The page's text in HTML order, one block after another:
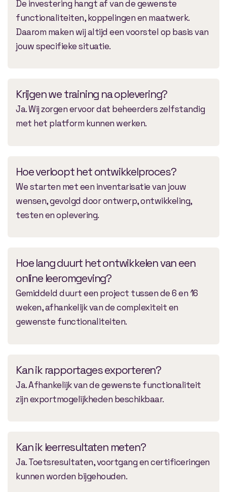
De investering hangt af van de gewenste
functionaliteiten, koppelingen en maatwerk.
Daarom maken wij altijd een voorstel op basis van
jouw specifieke situatie.
Krijgen we training na oplevering?
Ja. Wij zorgen ervoor dat beheerders zelfstandig
met het platform kunnen werken.
Hoe verloopt het ontwikkelproces?
We starten met een inventarisatie van jouw
wensen, gevolgd door ontwerp, ontwikkeling,
testen en oplevering.
Hoe lang duurt het ontwikkelen van een
online leeromgeving?
Gemiddeld duurt een project tussen de 6 en 16
weken, afhankelijk van de complexiteit en
gewenste functionaliteiten.
Kan ik rapportages exporteren?
Ja. Afhankelijk van de gewenste functionaliteit
zijn exportmogelijkheden beschikbaar.
Kan ik leerresultaten meten?
Ja. Toetsresultaten, voortgang en certificeringen
kunnen worden bijgehouden.